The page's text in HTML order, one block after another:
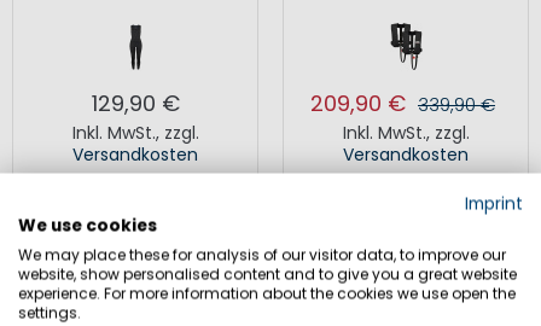
129,90 €
Inkl. MwSt., zzgl.
Versandkosten
209,90 € 339,90 €
Inkl. MwSt., zzgl.
Versandkosten
Imprint
We use cookies
We may place these for analysis of our visitor data, to improve our
website, show personalised content and to give you a great website
experience. For more information about the cookies we use open the
settings.